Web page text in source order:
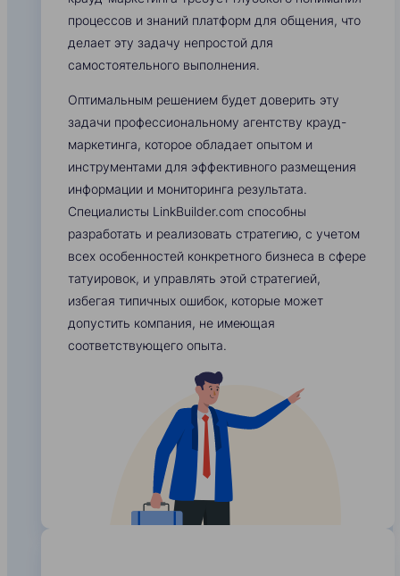
процессов и знаний платформ для общения, что
делает эту задачу непростой для
самостоятельного выполнения.
Оптимальным решением будет доверить эту
задачи профессиональному агентству крауд-
маркетинга, которое обладает опытом и
инструментами для эффективного размещения
информации и мониторинга результата.
Специалисты LinkBuilder.com способны
разработать и реализовать стратегию, с учетом
всех особенностей конкретного бизнеса в сфере
татуировок, и управлять этой стратегией,
избегая типичных ошибок, которые может
допустить компания, не имеющая
соответствующего опыта.